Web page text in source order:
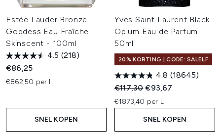
Estée Lauder Bronze
Goddess Eau Fraîche
Skinscent - 100ml
4.5 (218)
€86,25
€862,50 per l
SNEL KOPEN
Yves Saint Laurent Black
Opium Eau de Parfum
50ml
20% KORTING | CODE: SALELF
4.8 (18645)
Recommended Retail Price:
€117,30Huidige prijs:
€93,67
€1873,40 per L
SNEL KOPEN